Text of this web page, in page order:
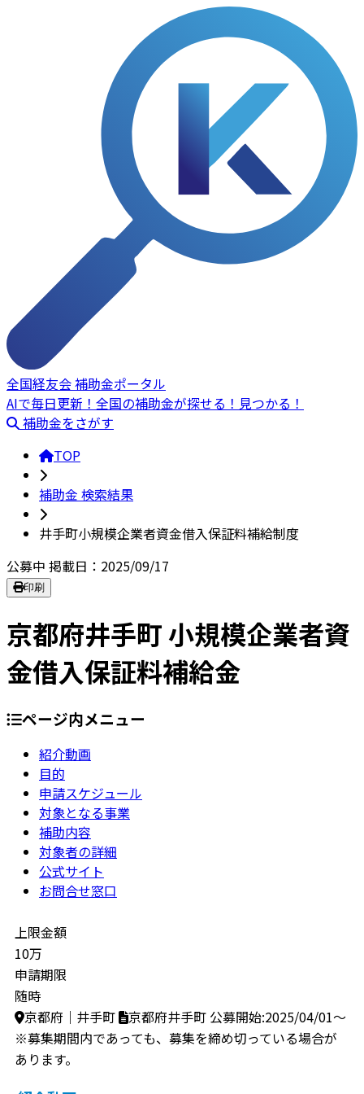
全国経友会 補助金ポータル
AIで毎日更新！全国の補助金が探せる！見つかる！
補助金をさがす
TOP
補助金 検索結果
井手町小規模企業者資金借入保証料補給制度
公募中 掲載日：2025/09/17
印刷
京都府井手町 小規模企業者資
金借入保証料補給金
ページ内メニュー
紹介動画
目的
申請スケジュール
対象となる事業
補助内容
対象者の詳細
公式サイト
お問合せ窓口
上限金額
10万
申請期限
随時
京都府｜井手町
京都府井手町 公募開始:2025/04/01～
※募集期間内であっても、募集を締め切っている場合が
あります。